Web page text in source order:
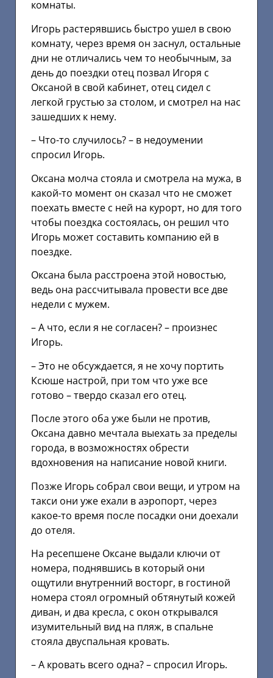
комнаты.
Игорь растерявшись быстро ушел в свою
комнату, через время он заснул, остальные
дни не отличались чем то необычным, за
день до поездки отец позвал Игоря с
Оксаной в свой кабинет, отец сидел с
легкой грустью за столом, и смотрел на нас
зашедших к нему.
– Что-то случилось? – в недоумении
спросил Игорь.
Оксана молча стояла и смотрела на мужа, в
какой-то момент он сказал что не сможет
поехать вместе с ней на курорт, но для того
чтобы поездка состоялась, он решил что
Игорь может составить компанию ей в
поездке.
Оксана была расстроена этой новостью,
ведь она рассчитывала провести все две
недели с мужем.
– А что, если я не согласен? – произнес
Игорь.
– Это не обсуждается, я не хочу портить
Ксюше настрой, при том что уже все
готово – твердо сказал его отец.
После этого оба уже были не против,
Оксана давно мечтала выехать за пределы
города, в возможностях обрести
вдохновения на написание новой книги.
Позже Игорь собрал свои вещи, и утром на
такси они уже ехали в аэропорт, через
какое-то время после посадки они доехали
до отеля.
На ресепшене Оксане выдали ключи от
номера, поднявшись в который они
ощутили внутренний восторг, в гостиной
номера стоял огромный обтянутый кожей
диван, и два кресла, с окон открывался
изумительный вид на пляж, в спальне
стояла двуспальная кровать.
– А кровать всего одна? – спросил Игорь.